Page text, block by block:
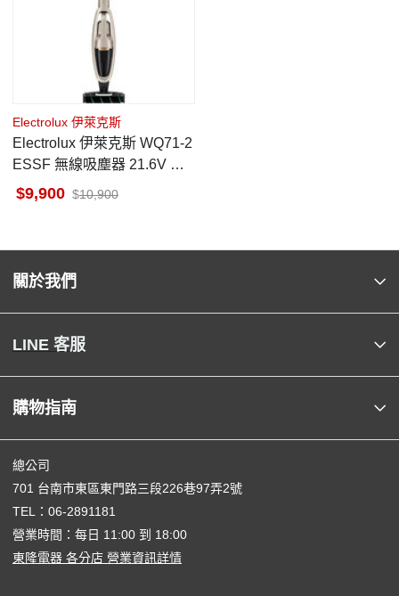
Electrolux 伊萊克斯
Electrolux 伊萊克斯 WQ71-2
ESSF 無線吸塵器 21.6V Wel
l Q7 金色
9,900 10,900
關於我們
LINE 客服
購物指南
總公司
701 台南市東區東門路三段226巷97弄2號
TEL： 06-2891181
營業時間：每日 11:00 到 18:00
東隆電器 各分店 營業資訊詳情